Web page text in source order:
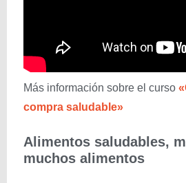
Más información sobre el curso
compra saludable»
Alimentos saludables,
muchos alimentos